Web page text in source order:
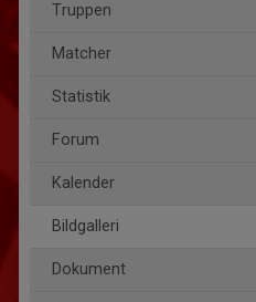
Truppen
Matcher
Statistik
Forum
Kalender
Bildgalleri
Dokument